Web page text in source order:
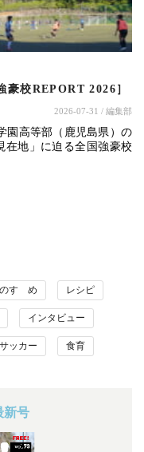
豪校REPORT 2026］
2026-07-31 / 編集部
園高等部（鹿児島県）の
在地」に迫る全国強豪校
すゝめ レシピ
インタビュー
ッカー 食育
新号